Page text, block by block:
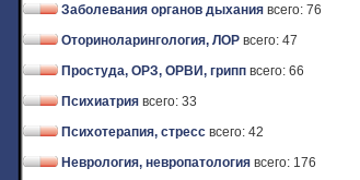
Заболевания органов дыхания всего: 76
Оториноларингология, ЛОР всего: 47
Простуда, ОРЗ, ОРВИ, грипп всего: 66
Психиатрия всего: 33
Психотерапия, стресс всего: 42
Неврология, невропатология всего: 176